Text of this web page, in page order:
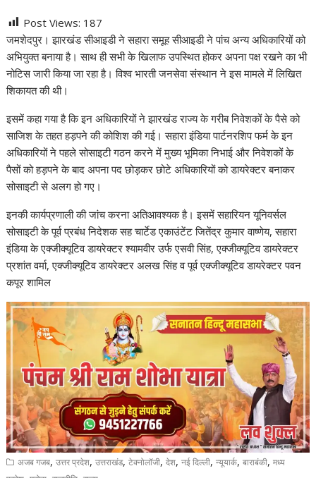
a
t
s
A
p
p
c
e
b
o
o
k
i
t
e
k
e
d
n
e
g
r
m
r
e
Post Views: 187
जमशेदपुर। झारखंड सीआइडी ने सहारा समूह सीआइडी ने पांच अन्य अधिकारियों को
अभियुक्त बनाया है। साथ ही सभी के खिलाफ उपस्थित होकर अपना पक्ष रखने का भी
नोटिस जारी किया जा रहा है। विश्व भारती जनसेवा संस्थान ने इस मामले में लिखित
शिकायत की थी।
इसमें कहा गया है कि इन अधिकारियों ने झारखंड राज्य के गरीब निवेशकों के पैसे को
साजिश के तहत हड़पने की कोशिश की गई। सहारा इंडिया पार्टनरशिप फर्म के इन
अधिकारियों ने पहले सोसाइटी गठन करने में मुख्य भूमिका निभाई और निवेशकों के
पैसों को हड़पने के बाद अपना पद छोड़कर छोटे अधिकारियों को डायरेक्टर बनाकर
सोसाइटी से अलग हो गए।
इनकी कार्यप्रणाली की जांच करना अतिआवश्यक है। इसमें सहारियन यूनिवर्सल
सोसाइटी के पूर्व प्रबंध निदेशक सह चार्टेड एकाउंटेंट जितेंद्र कुमार वाष्णेय, सहारा
इंडिया के एक्जीक्यूटिव डायरेक्टर श्यामवीर उर्फ एसवी सिंह, एक्जीक्यूटिव डायरेक्टर
प्रशांत वर्मा, एक्जीक्यूटिव डायरेक्टर अलख सिंह व पूर्व एक्जीक्यूटिव डायरेक्टर पवन
कपूर शामिल
अजब गजब,उत्तर प्रदेश,उत्तराखंड,टेक्नोलॉजी,देश,नई दिल्ली,न्यूयार्क,बाराबंकी,मध्य